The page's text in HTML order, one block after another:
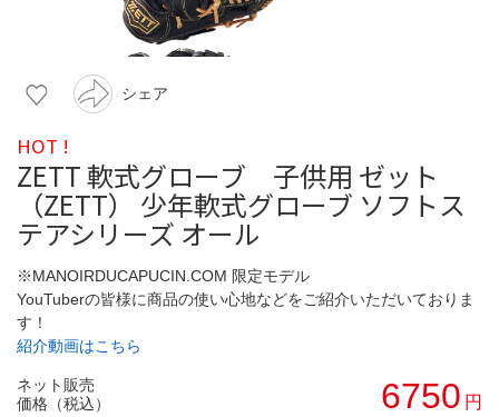
シェア
HOT !
ZETT 軟式グローブ 子供用 ゼット
（ZETT） 少年軟式グローブ ソフトス
テアシリーズ オール
※MANOIRDUCAPUCIN.COM 限定モデル
YouTuberの皆様に商品の使い心地などをご紹介いただいておりま
す！
紹介動画はこちら
ネット販売
価格（税込）
6750 円